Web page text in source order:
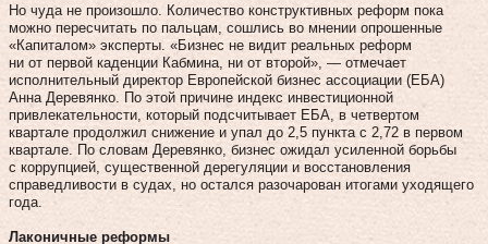
Но чуда не произошло. Количество конструктивных реформ пока
можно пересчитать по пальцам, сошлись во мнении опрошенные
«Капиталом» эксперты. «Бизнес не видит реальных реформ
ни от первой каденции Кабмина, ни от второй», — отмечает
исполнительный директор Европейской бизнес ассоциации (ЕБА)
Анна Деревянко. По этой причине индекс инвестиционной
привлекательности, который подсчитывает ЕБА, в четвертом
квартале продолжил снижение и упал до 2,5 пункта с 2,72 в первом
квартале. По словам Деревянко, бизнес ожидал усиленной борьбы
с коррупцией, существенной дерегуляции и восстановления
справедливости в судах, но остался разочарован итогами уходящего
года.
Лаконичные реформы